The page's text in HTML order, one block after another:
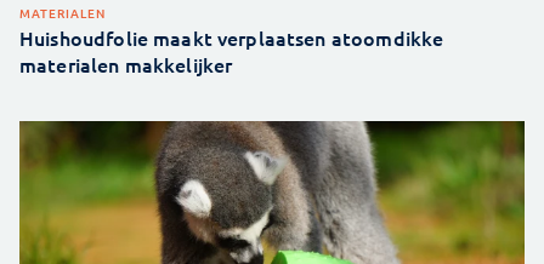
MATERIALEN
Huishoudfolie maakt verplaatsen atoomdikke
materialen makkelijker